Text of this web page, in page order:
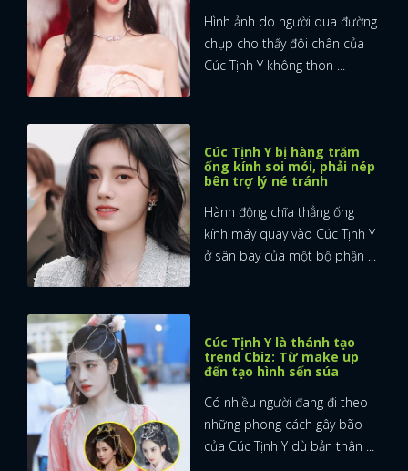
Hình ảnh do người qua đường
chụp cho thấy đôi chân của
Cúc Tịnh Y không thon ...
Cúc Tịnh Y bị hàng trăm
ống kính soi mói, phải nép
bên trợ lý né tránh
Hành động chĩa thẳng ống
kính máy quay vào Cúc Tịnh Y
ở sân bay của một bộ phận ...
Cúc Tịnh Y là thánh tạo
trend Cbiz: Từ make up
đến tạo hình sến súa
Có nhiều người đang đi theo
những phong cách gây bão
của Cúc Tịnh Y dù bản thân ...